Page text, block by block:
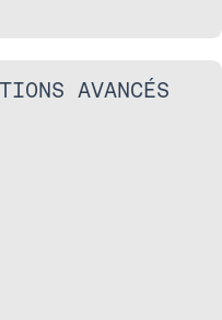
AVANCÉS